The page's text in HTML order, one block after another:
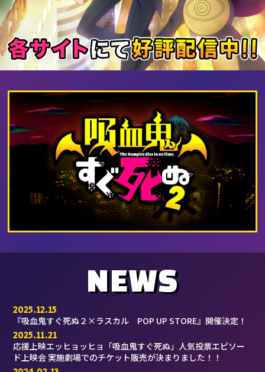
NEWS
2025.12.15
『吸血鬼すぐ死ぬ２×ラスカル POP UP STORE』開催決定！
2025.11.21
応援上映エッヒョッヒョ「吸血鬼すぐ死ぬ」人気投票エピソー
ド上映会 実施劇場でのチケット販売が決まりました！！